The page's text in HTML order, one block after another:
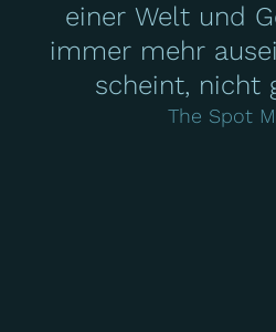
einer Welt und
immer mehr
scheint, nicht
The Spot